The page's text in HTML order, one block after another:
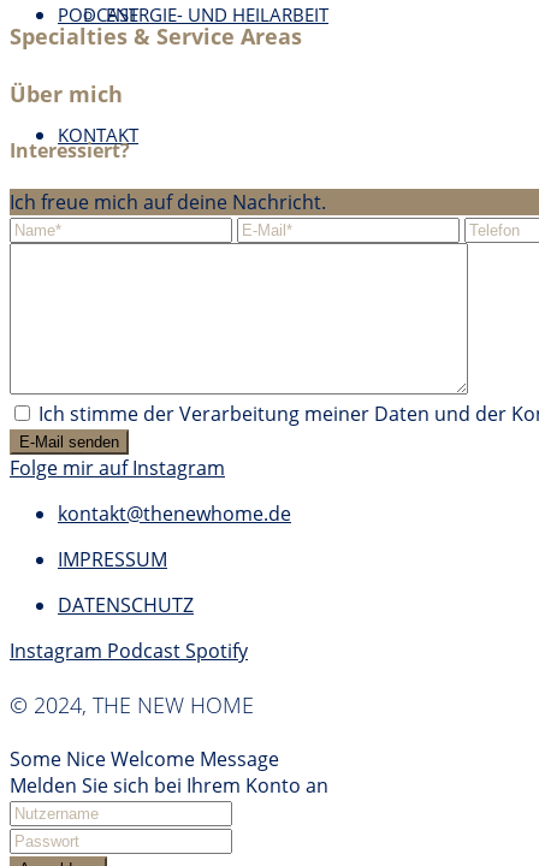
ENERGIE- UND HEILARBEIT
PODCAST
KONTAKT
Specialties & Service Areas
Über mich
Interessiert?
Ich freue mich auf deine Nachricht.
Ich stimme der Verarbeitung meiner Daten und der
Folge mir auf Instagram
kontakt@thenewhome.de
IMPRESSUM
DATENSCHUTZ
Instagram PodcastSpotify
© 2024, THE NEW HOME
Some Nice Welcome Message
Melden Sie sich bei Ihrem Konto an